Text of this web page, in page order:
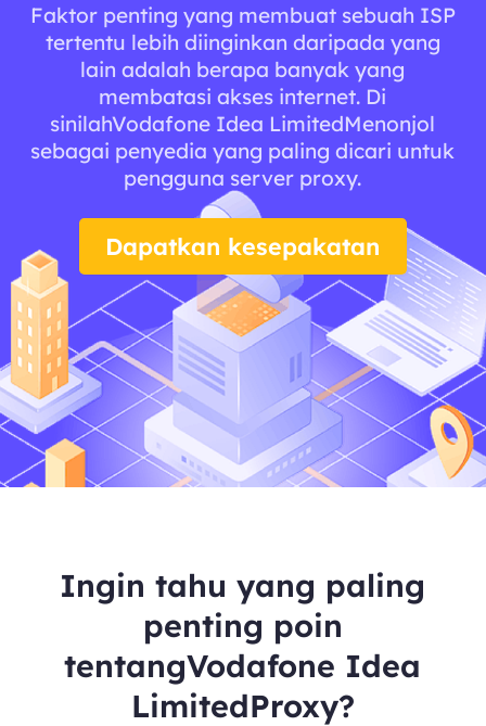
Faktor penting yang membuat sebuah ISP
tertentu lebih diinginkan daripada yang
lain adalah berapa banyak yang
membatasi akses internet. Di
sinilahVodafone Idea LimitedMenonjol
sebagai penyedia yang paling dicari untuk
pengguna server proxy.
Dapatkan kesepakatan
Ingin tahu yang paling
penting poin
tentangVodafone Idea
LimitedProxy?